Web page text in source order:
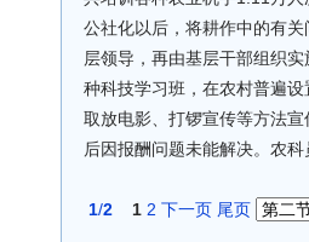
公社化以后，将耕作中的有
层领导，再由基层干部组织
种科技学习班，在农村普遍
取放电影、打锣宣传等方法
后因报酬问题未能解决。农科
1/2 1 2 下一页 尾页